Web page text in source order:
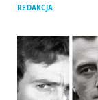
REDAKCJA